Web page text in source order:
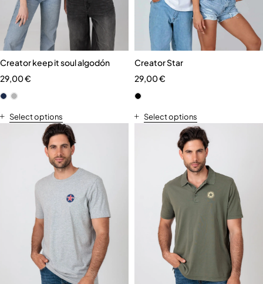
Creator keep it soul algodón
29,00€
Select options
Creator Star
29,00€
Select options